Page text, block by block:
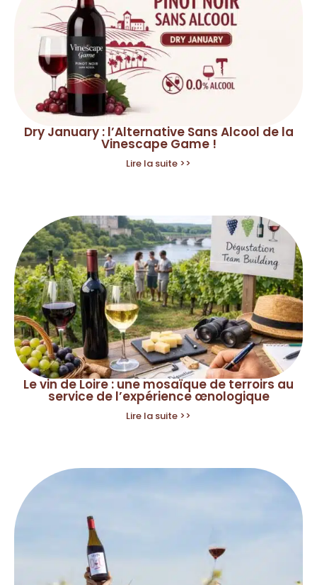
Dry January : l’Alternative Sans Alcool de la
Vinescape Game !
Lire la suite >>
Le vin de Loire : une mosaïque de terroirs au
service de l’expérience œnologique
Lire la suite >>